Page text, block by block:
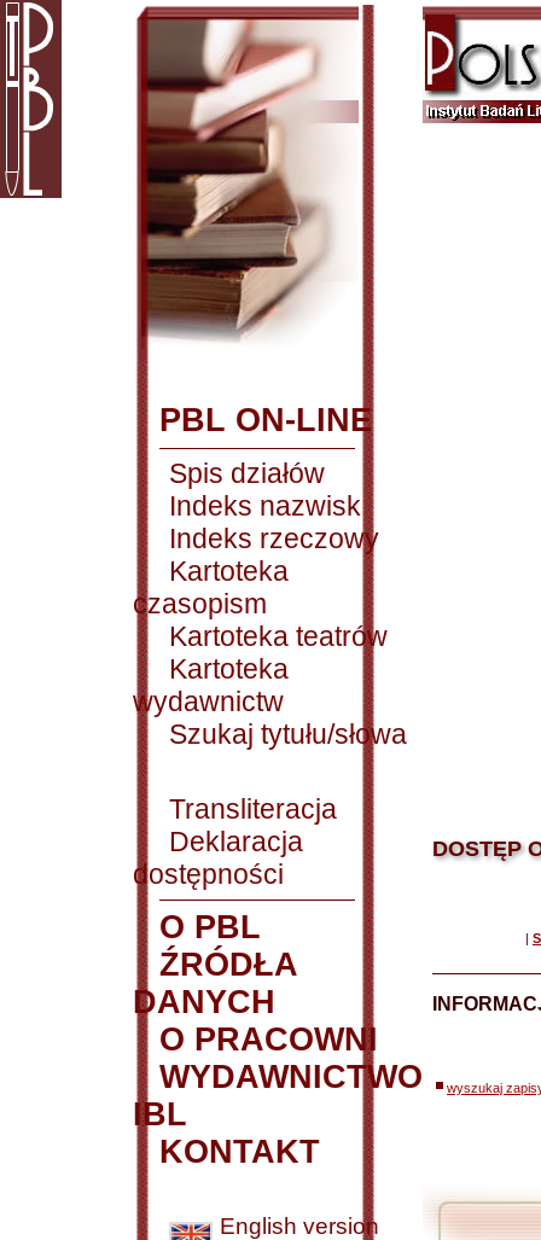
PBL ON-LINE
Spis działów
Indeks nazwisk
Indeks rzeczowy
Kartoteka
czasopism
Kartoteka teatrów
Kartoteka
wydawnictw
Szukaj tytułu/słowa
Transliteracja
Deklaracja
dostępności
O PBL
ŹRÓDŁA
DANYCH
O PRACOWNI
WYDAWNICTWO
IBL
KONTAKT
English version
DOSTĘP
|
wyszukaj